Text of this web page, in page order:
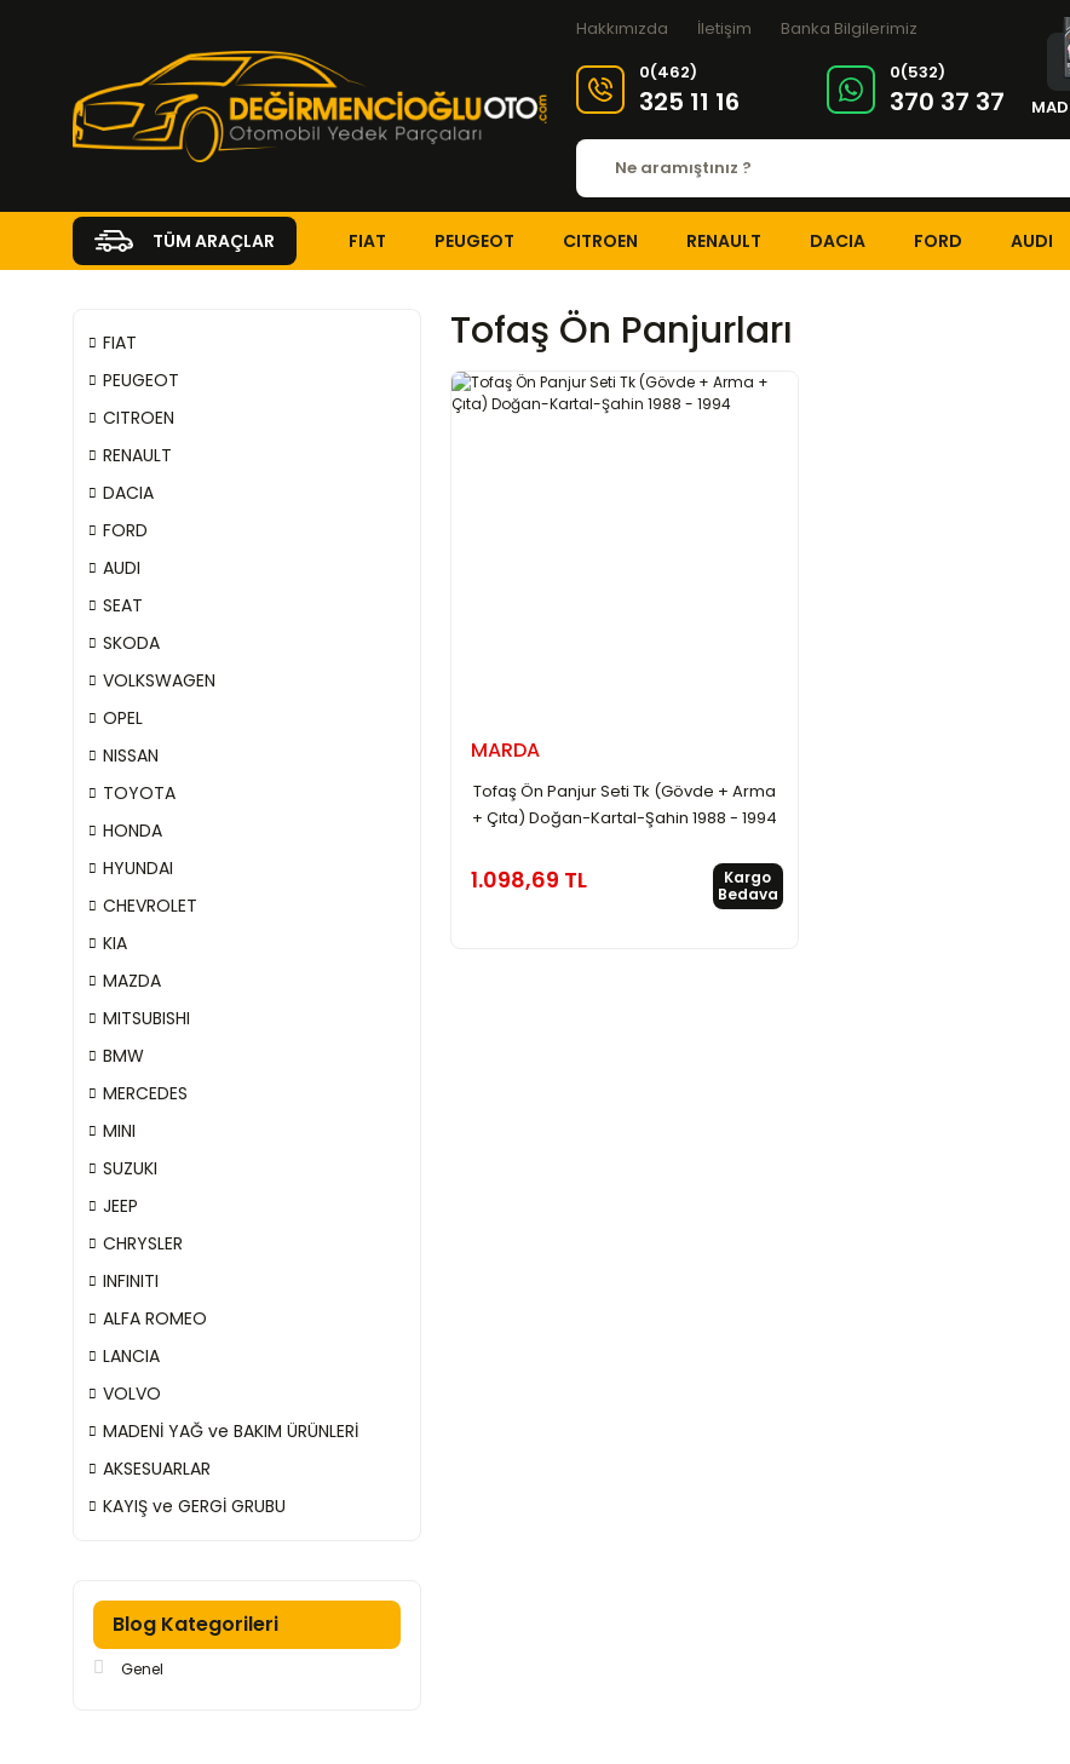
Hakkımızda İletişim
Banka Bilgilerimiz
0(462)
325 11 16
0(532)
370 37 37
TÜM ARAÇLAR FIAT PEUGEOT CITROEN RENAULT DACIA FORD AUDI
FIAT
PEUGEOT
CITROEN
RENAULT
DACIA
FORD
AUDI
SEAT
SKODA
VOLKSWAGEN
OPEL
NISSAN
TOYOTA
HONDA
HYUNDAI
CHEVROLET
KIA
MAZDA
MITSUBISHI
BMW
MERCEDES
MINI
SUZUKI
JEEP
CHRYSLER
INFINITI
ALFA ROMEO
LANCIA
VOLVO
MADENİ YAĞ ve BAKIM ÜRÜNLERİ
AKSESUARLAR
KAYIŞ ve GERGİ GRUBU
Blog Kategorileri
Genel
Tofaş Ön Panjurları
MARDA
Tofaş Ön Panjur Seti Tk (Gövde + Arma
+ Çıta) Doğan-Kartal-Şahin 1988 - 1994
1.098,69 TL
Kargo
Bedava